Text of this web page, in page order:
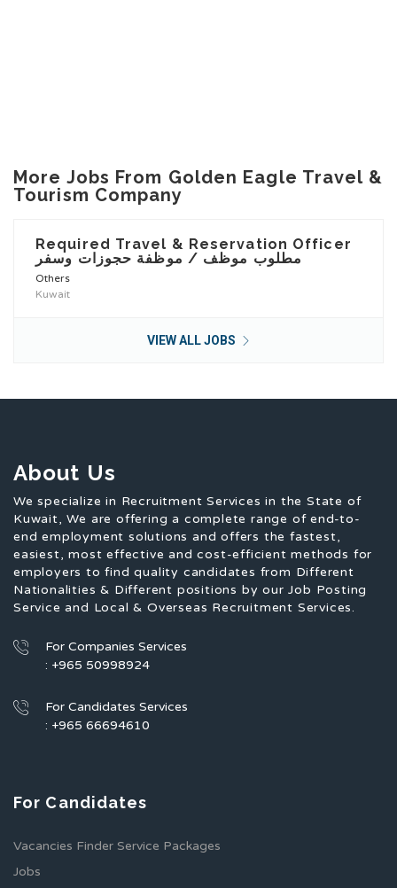
More Jobs From Golden Eagle Travel &
Tourism Company
Required Travel & Reservation Officer
مطلوب موظف / موظفة حجوزات وسفر
Others
Kuwait
VIEW ALL JOBS
About Us
We specialize in Recruitment Services in the State of
Kuwait, We are offering a complete range of end-to-
end employment solutions and offers the fastest,
easiest, most effective and cost-efficient methods for
employers to find quality candidates from Different
Nationalities & Different positions by our Job Posting
Service and Local & Overseas Recruitment Services.
For Companies Services
: +965 50998924
For Candidates Services
: +965 66694610
For Candidates
Vacancies Finder Service Packages
Jobs